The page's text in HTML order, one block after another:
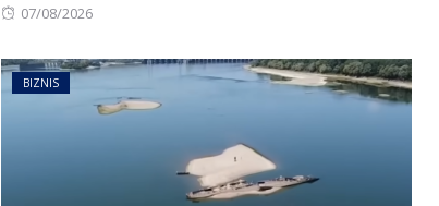
Posted
07/08/2026
BIZNIS